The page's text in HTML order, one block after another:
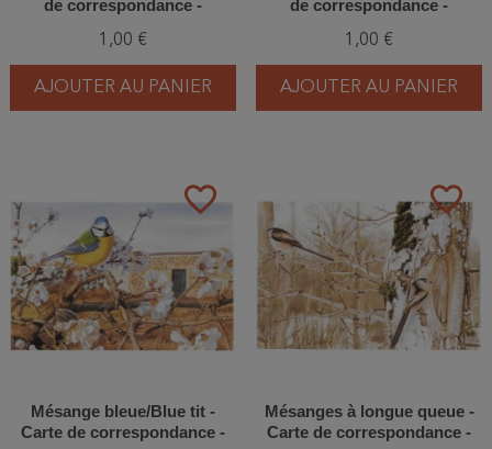
de correspondance -
1,00 €
AJOUTER AU PANIER
de correspondance -
1,00 €
AJOUTER AU PANIER
favorite_border
Mésange bleue/Blue tit -
Carte de correspondance -
favorite_border
Mésanges à longue queue -
Carte de correspondance -